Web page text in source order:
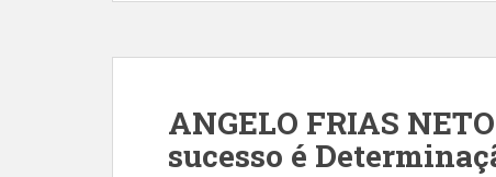
ANGELO FRIAS
sucesso é